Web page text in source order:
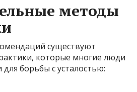
методы
существуют
которые многие люди
борьбы с усталостью: